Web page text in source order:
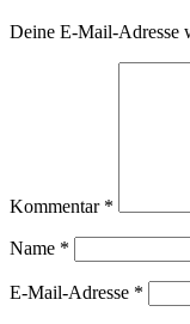
Deine E-Mail-Adresse
Kommentar *
Name *
E-Mail-Adresse *